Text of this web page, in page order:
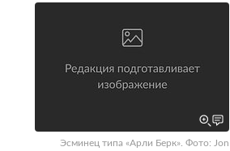
Эсминец типа «Арли Берк». Фото: Jon